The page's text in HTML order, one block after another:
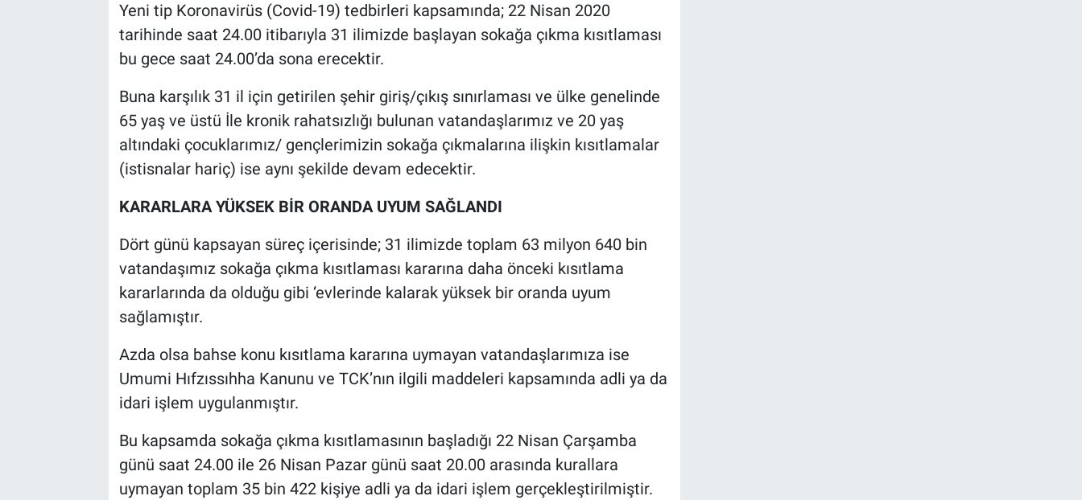
Yeni tip Koronavirüs (Covid-19) tedbirleri kapsamında; 22 Nisan 2020
tarihinde saat 24.00 itibarıyla 31 ilimizde başlayan sokağa çıkma kısıtlaması
bu gece saat 24.00’da sona erecektir.
Buna karşılık 31 il için getirilen şehir giriş/çıkış sınırlaması ve ülke genelinde
65 yaş ve üstü İle kronik rahatsızlığı bulunan vatandaşlarımız ve 20 yaş
altındaki çocuklarımız/ gençlerimizin sokağa çıkmalarına ilişkin kısıtlamalar
(istisnalar hariç) ise aynı şekilde devam edecektir.
KARARLARA YÜKSEK BİR ORANDA UYUM SAĞLANDI
Dört günü kapsayan süreç içerisinde; 31 ilimizde toplam 63 milyon 640 bin
vatandaşımız sokağa çıkma kısıtlaması kararına daha önceki kısıtlama
kararlarında da olduğu gibi ‘evlerinde kalarak yüksek bir oranda uyum
sağlamıştır.
Azda olsa bahse konu kısıtlama kararına uymayan vatandaşlarımıza ise
Umumi Hıfzıssıhha Kanunu ve TCK’nın ilgili maddeleri kapsamında adli ya da
idari işlem uygulanmıştır.
Bu kapsamda sokağa çıkma kısıtlamasının başladığı 22 Nisan Çarşamba
günü saat 24.00 ile 26 Nisan Pazar günü saat 20.00 arasında kurallara
uymayan toplam 35 bin 422 kişiye adli ya da idari işlem gerçekleştirilmiştir.